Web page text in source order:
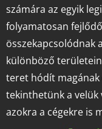
számára az egyik
folyamatosan
összekapcsolódnak
különböző
teret hódít
tekinthetünk a velük
azokra a cégekre is